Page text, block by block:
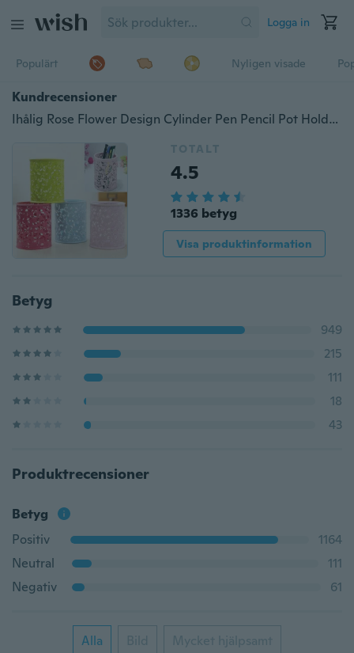
Logga in
Populärt Nyligen visade
Kundrecensioner
Ihålig Rose Flower Design Cylinder Pen Pencil Pot Holder Container Organizer
TOTALT
4.5
1336 betyg
Visa produktinformation
Betyg
949
215
111
18
43
Produktrecensioner
Betyg
Positiv
1164
Neutral
111
Negativ
61
Alla Bild Mycket hjälpsamt